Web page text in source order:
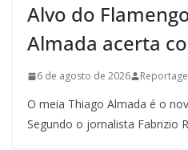
Alvo do
Almada acerta
6 de agosto de 2026
O meia Thiago Almada é o
Segundo o jornalista Fabrizio